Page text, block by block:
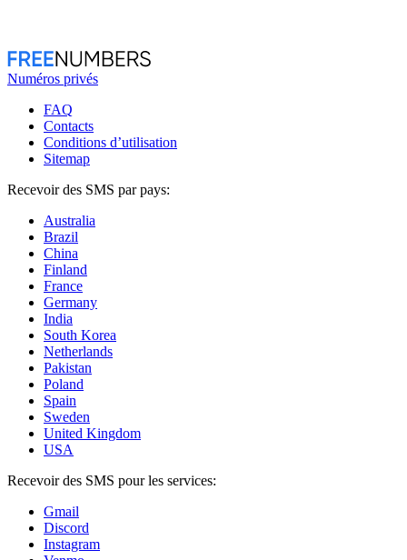
Numéros privés
FAQ
Contacts
Conditions d’utilisation
Sitemap
Recevoir des SMS par pays:
Australia
Brazil
China
Finland
France
Germany
India
South Korea
Netherlands
Pakistan
Poland
Spain
Sweden
United Kingdom
USA
Recevoir des SMS pour les services:
Gmail
Discord
Instagram